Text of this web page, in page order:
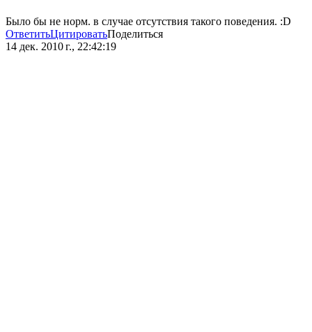
Было бы не норм. в случае отсутствия такого поведения. :D
ОтветитьЦитироватьПоделиться
14 дек. 2010 г., 22:42:19